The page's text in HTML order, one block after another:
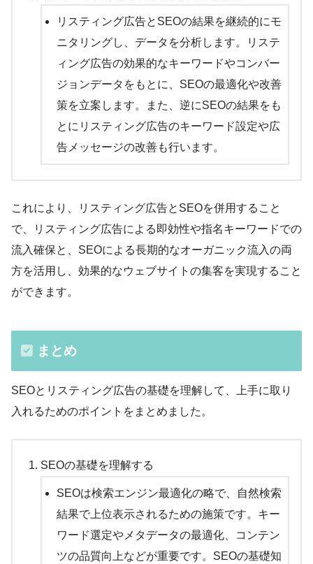
リスティング広告とSEOの結果を継続的にモ
ニタリングし、データを分析します。リステ
ィング広告の効果的なキーワードやコンバー
ジョンデータをもとに、SEOの最適化や改善
策を立案します。また、逆にSEOの結果をも
とにリスティング広告のキーワード設定や広
告メッセージの改善も行います。
これにより、リスティング広告とSEOを併用すること
で、リスティング広告による即効性や指名キーワードでの
流入確保と、SEOによる長期的なオーガニック流入の両
方を活用し、効果的なウェブサイトの集客を実現すること
ができます。
まとめ
SEOとリスティング広告の基礎を理解して、上手に取り
入れるためのポイントをまとめました。
SEOの基礎を理解する
SEOは検索エンジン最適化の略で、自然検索
結果で上位表示されるための施策です。キー
ワード選定やメタデータの最適化、コンテン
ツの品質向上などが重要です。SEOの基礎知